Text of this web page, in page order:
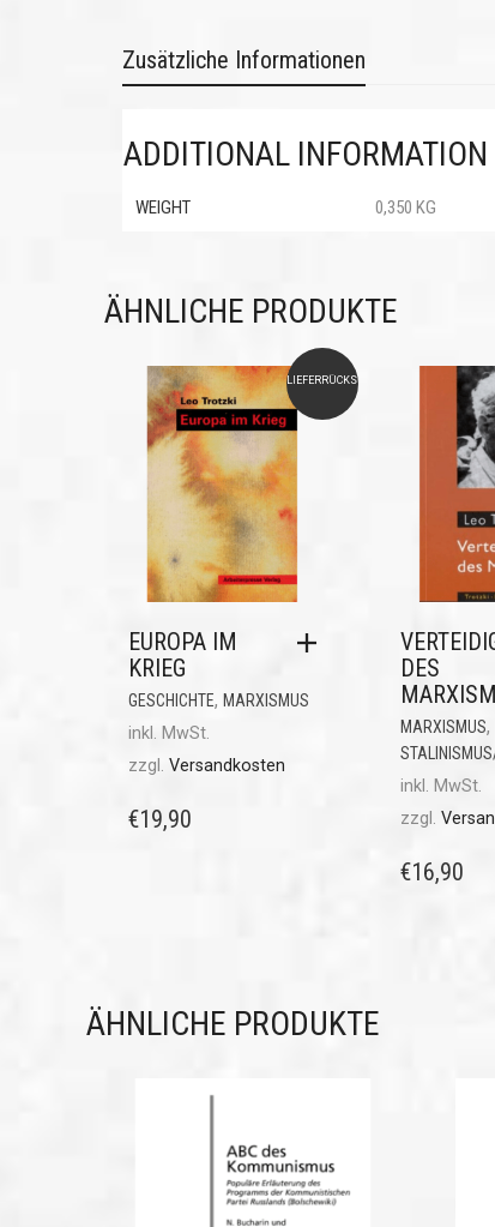
Zusätzliche Informationen
ADDITIONAL INFORMATION
WEIGHT 0,350 KG
ÄHNLICHE PRODUKTE
LIEFERRÜCKSTAND
EUROPA IM
KRIEG
GESCHICHTE, MARXISMUS
inkl. MwSt.
zzgl. Versandkosten
€19,90
DES
MARXISMUS,
inkl. MwSt.
zzgl.
€16,90
ÄHNLICHE PRODUKTE